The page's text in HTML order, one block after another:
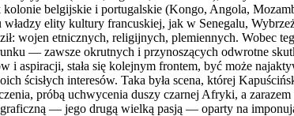
kolonie belgijskie i portugalskie (Kongo, Angola,
elity kultury francuskiej, jak w Senegalu,
wojen etnicznych, religijnych, plemiennych. Wobec
— zawsze okrutnych i przynoszących odwrotne
stała się kolejnym frontem, być może
ścisłych interesów. Taka była scena, której
próbą uchwycenia duszy czarnej Afryki, a
— jego drugą wielką pasją — oparty na